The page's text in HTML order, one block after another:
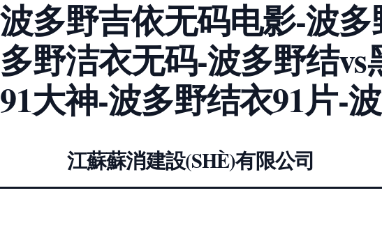
波多野吉依无码电影-波
多野洁衣无码-波多野结
91大神-波多野结衣91片-
江蘇蘇消建設(SHÈ)有限公司